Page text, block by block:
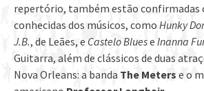
repertório, também estão confirmadas
conhecidas dos músicos, como Hunky
J.B., de Leães, e Castelo Bluese Inanna
Guitarra, além de clássicos de duas
Nova Orleans: a banda The Meters e o